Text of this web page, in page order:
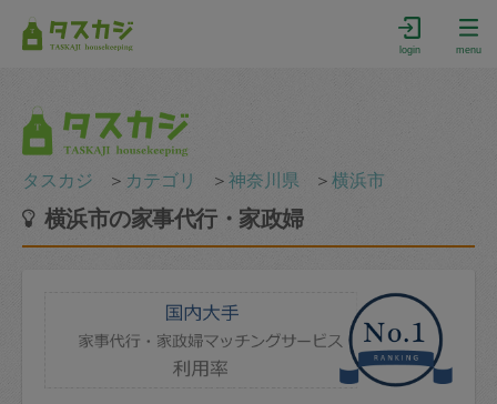
login menu
タスカジ ＞ カテゴリ ＞神奈川県 ＞横浜市
横浜市の家事代行・家政婦